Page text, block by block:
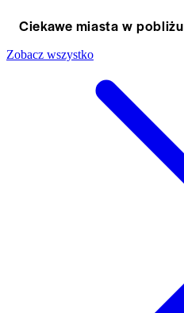
Ciekawe miasta w pobliżu
Zobacz wszystko